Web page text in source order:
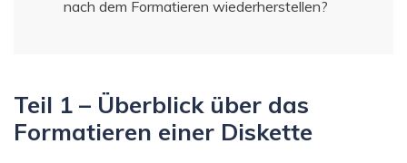
nach dem Formatieren wiederherstellen?
Teil 1 – Überblick über das
Formatieren einer Diskette